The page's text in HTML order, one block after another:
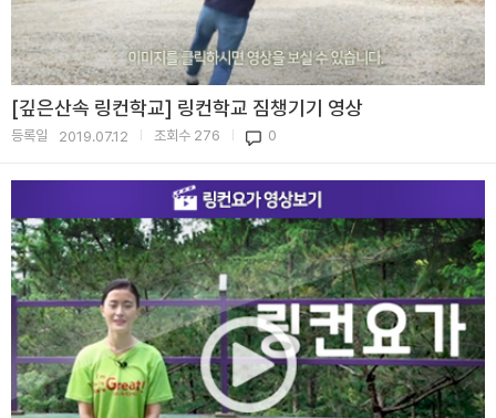
[깊은산속 링컨학교] 링컨학교 짐챙기기 영상
등록일 2019.07.12 조회수 276 0